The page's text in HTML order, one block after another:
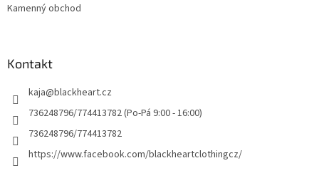
Kamenný obchod
Kontakt
kaja@blackheart.cz
736248796/774413782 (Po-Pá 9:00 - 16:00)
736248796/774413782
https://www.facebook.com/blackheartclothingcz/